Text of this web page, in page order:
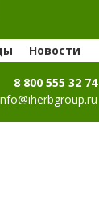
Новости
8 800 555 32 74